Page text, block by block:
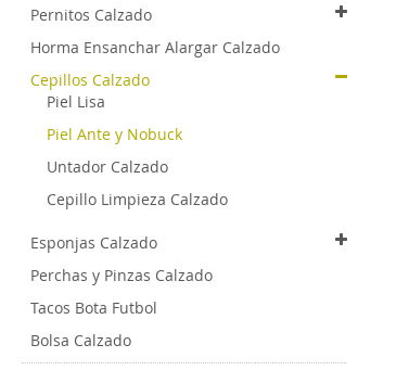
Pernitos Calzado
Horma Ensanchar Alargar Calzado
Cepillos Calzado
Piel Lisa
Piel Ante y Nobuck
Untador Calzado
Cepillo Limpieza Calzado
Esponjas Calzado
Perchas y Pinzas Calzado
Tacos Bota Futbol
Bolsa Calzado